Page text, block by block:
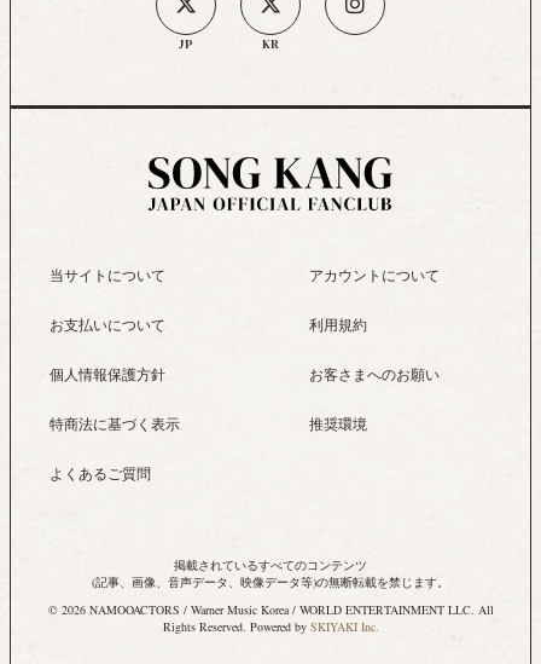
JP KR
当サイトについて アカウントについて
お支払いについて 利用規約
個人情報保護方針 お客さまへのお願い
特商法に基づく表示 推奨環境
よくあるご質問
掲載されているすべてのコンテンツ
(記事、画像、音声データ、映像データ等)の無断転載を禁じます。
© 2026 NAMOOACTORS / Warner Music Korea / WORLD ENTERTAINMENT LLC. All
Rights Reserved. Powered by SKIYAKI Inc.